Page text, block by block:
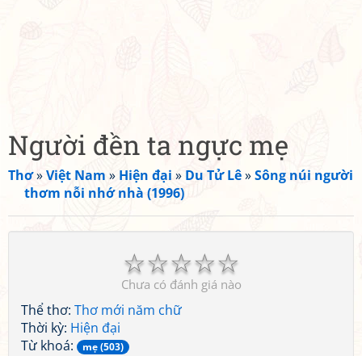
Người đền ta ngực mẹ
Thơ»Việt Nam » Hiện đại » Du Tử Lê»Sông núi người
thơm nỗi nhớ nhà (1996)
☆
☆
☆
☆
☆
Chưa có đánh giá nào
Thể thơ: Thơ mới năm chữ
Thời kỳ: Hiện đại
Từ khoá:
mẹ (503)